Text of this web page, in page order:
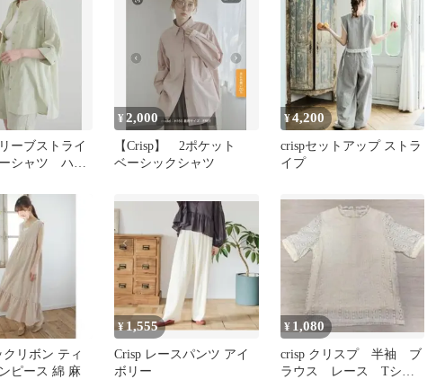
ーブストライ
シャツ ハー
¥2,000
【Crisp】 2ポケット
ベーシックシャツ
¥4,200
crispセットアップ ストラ
イプ
クリボン ティ
ピース 綿 麻
¥ 1,555
Crisp レースパンツ アイ
ボリー
¥ 1,080
crisp クリスプ 半袖 ブ
ラウス レース Tシャ